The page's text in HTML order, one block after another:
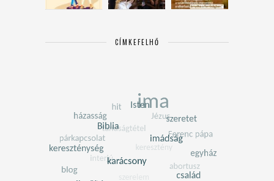
CÍMKEFELHŐ